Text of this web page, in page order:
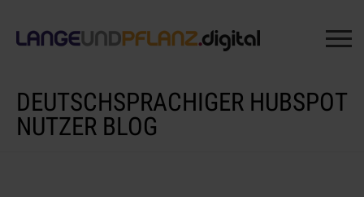
DEUTSCHSPRACHIGER HUBSPOT
NUTZER BLOG